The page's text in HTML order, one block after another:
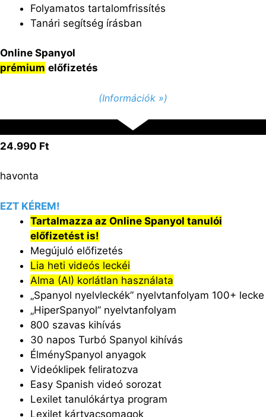
Folyamatos tartalomfrissítés
Tanári segítség írásban
Online Spanyol
prémium előfizetés
(Információk »)
24.990 Ft
havonta
EZT KÉREM!
Tartalmazza az Online Spanyol tanulói
előfizetést is!
Megújuló előfizetés
Lia heti videós leckéi
Alma (AI) korlátlan használata
„Spanyol nyelvleckék” nyelvtanfolyam 100+ lecke
„HiperSpanyol” nyelvtanfolyam
800 szavas kihívás
30 napos Turbó Spanyol kihívás
ÉlménySpanyol anyagok
Videóklipek feliratozva
Easy Spanish videó sorozat
Lexilet tanulókártya program
Lexilet kártyacsomagok